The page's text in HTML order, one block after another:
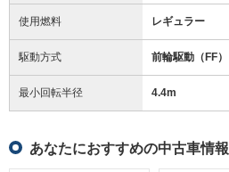
使用燃料 レギュラー
駆動方式 前輪駆動（FF）
最小回転半径 4.4m
あなたにおすすめの中古車情報